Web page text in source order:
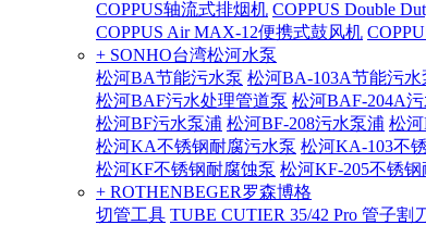
COPPUS轴流式排烟机 COPPUS Double
COPPUS Air MAX-12便携式鼓风机
+ SONHO台湾松河水泵
松河BA节能污水泵 松河BA-103A节能污水
松河BAF污水处理管道泵 松河BAF-204A
松河BF污水泵浦 松河BF-208污水泵浦 松
松河KA不锈钢耐腐污水泵 松河KA-103不
松河KF不锈钢耐腐蚀泵 松河KF-205不锈
+ ROTHENBEGER罗森博格
切管工具 TUBE CUTIER 35/42 Pro 管子割